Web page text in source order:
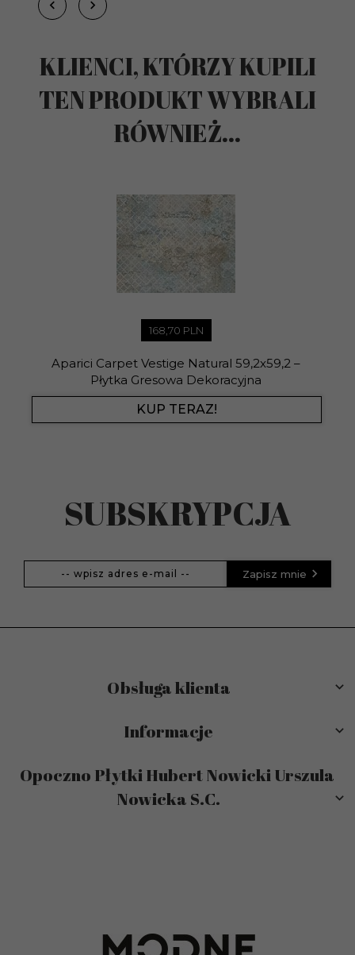
KLIENCI, KTÓRZY KUPILI
TEN PRODUKT WYBRALI
RÓWNIEŻ...
168, 70 PLN
Aparici Carpet Vestige Natural 59,2x59,2 –
Płytka Gresowa Dekoracyjna
KUP TERAZ!
SUBSKRYPCJA
Zapisz mnie
Obsługa klienta
Informacje
Opoczno Płytki Hubert Nowicki Urszula
Nowicka S.C.